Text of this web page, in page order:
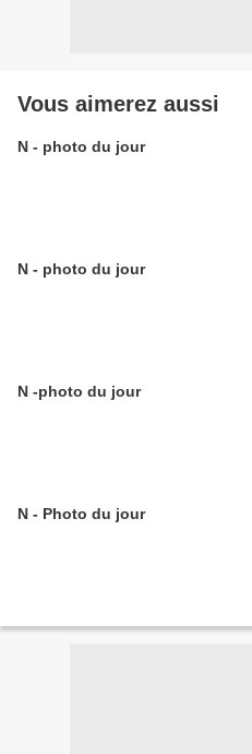
Vous aimerez aussi
N - photo du jour
N - photo du jour
N -photo du jour
N - Photo du jour